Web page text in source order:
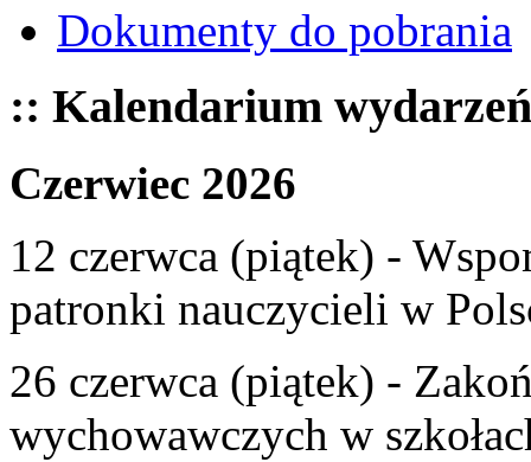
Dokumenty do pobrania
:: Kalendarium wydarzeń
Czerwiec 2026
12 czerwca (piątek) -
patronki nauczycieli w
26 czerwca (piątek) -
wychowawczych w